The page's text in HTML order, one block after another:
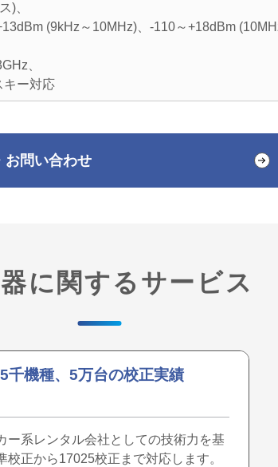
)、
(9kHz～10MHz)、-110～+18dBm
、
キー対応
お問い合わせ
に関するサービス
千機種、5万台の校正実績
ー系レンタル会社としての技術力を基
校正から17025校正まで対応します。